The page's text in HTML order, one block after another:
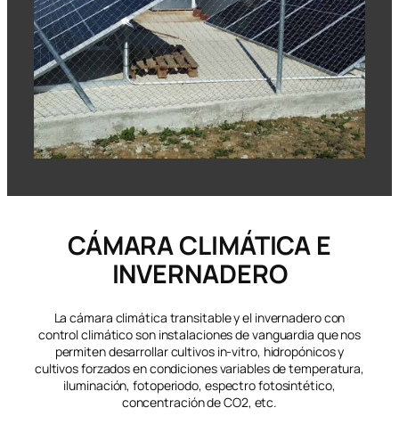
CÁMARA CLIMÁTICA E
INVERNADERO
La cámara climática transitable y el invernadero con
control climático son instalaciones de vanguardia que nos
permiten desarrollar cultivos in-vitro, hidropónicos y
cultivos forzados en condiciones variables de temperatura,
iluminación, fotoperiodo, espectro fotosintético,
concentración de CO2, etc.